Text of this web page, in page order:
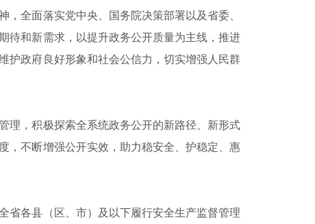
全面落实党中央、国务院决策部署以及省委、
待和新需求，以提升政务公开质量为主线，推进
护政府良好形象和社会公信力，切实增强人民群
，积极探索全系统政务公开的新路径、新形式
，不断增强公开实效，助力稳安全、护稳定、惠
各县（区、市）及以下履行安全生产监督管理